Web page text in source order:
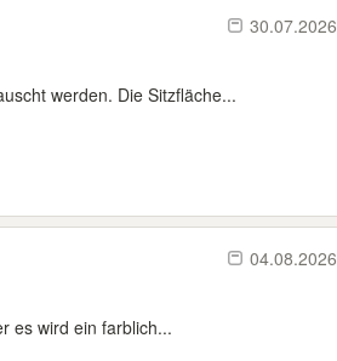
30.07.2026
werden. Die Sitzfläche...
04.08.2026
es wird ein farblich...